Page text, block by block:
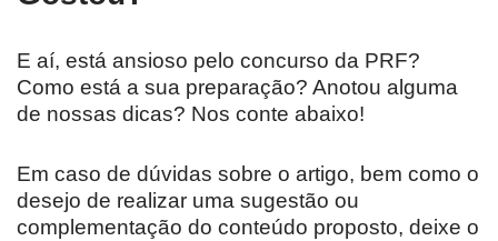
E aí, está ansioso pelo concurso da PRF?
Como está a sua preparação? Anotou alguma
de nossas dicas? Nos conte abaixo!
Em caso de dúvidas sobre o artigo, bem como o
desejo de realizar uma sugestão ou
complementação do conteúdo proposto, deixe o